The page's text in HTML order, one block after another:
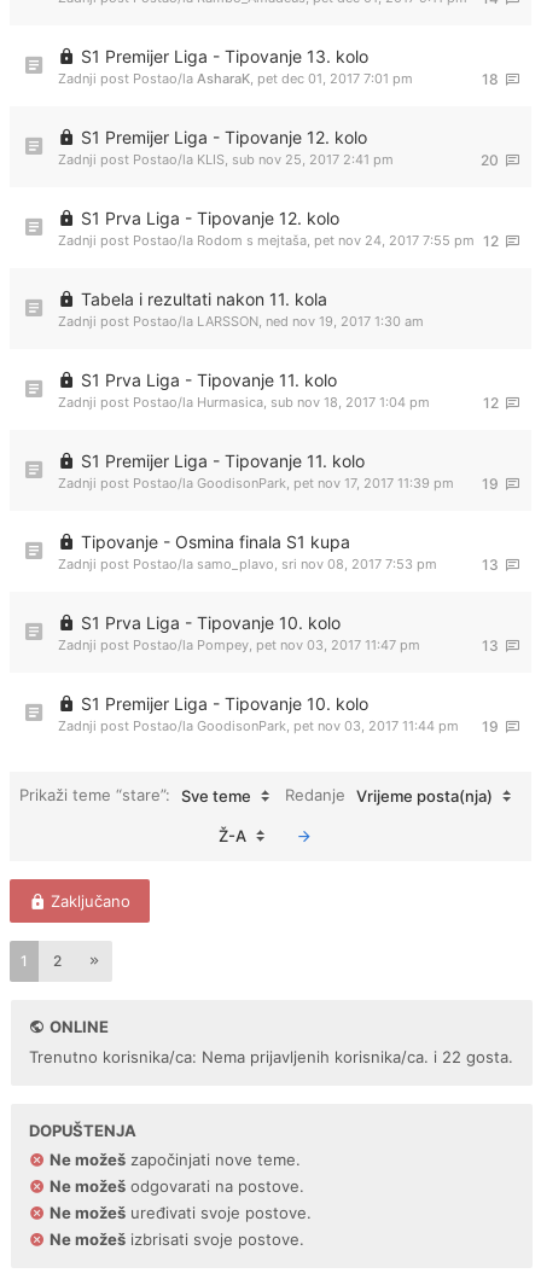
S1 Premijer Liga - Tipovanje 13. kolo
18
Zadnji post Postao/la AsharaK, pet dec 01, 2017 7:01 pm
S1 Premijer Liga - Tipovanje 12. kolo
20
Zadnji post Postao/la KLIS, sub nov 25, 2017 2:41 pm
S1 Prva Liga - Tipovanje 12. kolo
12
Zadnji post Postao/la Rodom s mejtaša, pet nov 24, 2017 7:55 pm
Tabela i rezultati nakon 11. kola
Zadnji post Postao/la LARSSON, ned nov 19, 2017 1:30 am
S1 Prva Liga - Tipovanje 11. kolo
12
Zadnji post Postao/la Hurmasica, sub nov 18, 2017 1:04 pm
S1 Premijer Liga - Tipovanje 11. kolo
19
Zadnji post Postao/la GoodisonPark, pet nov 17, 2017 11:39 pm
Tipovanje - Osmina finala S1 kupa
13
Zadnji post Postao/la samo_plavo, sri nov 08, 2017 7:53 pm
S1 Prva Liga - Tipovanje 10. kolo
13
Zadnji post Postao/la Pompey, pet nov 03, 2017 11:47 pm
S1 Premijer Liga - Tipovanje 10. kolo
19
Zadnji post Postao/la GoodisonPark, pet nov 03, 2017 11:44 pm
Prikaži teme “stare”: Sve teme Redanje Vrijeme posta(nja)
Ž-A
Zaključano
1 2
ONLINE
Trenutno korisnika/ca: Nema prijavljenih korisnika/ca. i 22 gosta.
DOPUŠTENJA
Ne možeš započinjati nove teme.
Ne možeš odgovarati na postove.
Ne možeš uređivati svoje postove.
Ne možeš izbrisati svoje postove.